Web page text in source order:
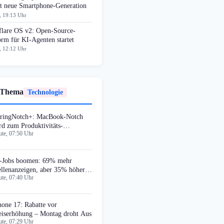
neue Smartphone-Generation
19:13 Uhr
OS v2: Open-Source-
für KI-Agenten startet
12:12 Uhr
Technologie
MacBook-Notch
zum Produktivitäts-
07:50 Uhr
boomen: 69% mehr
aber 35% höhere
07:40 Uhr
17: Rabatte vor
– Montag droht Aus
07:29 Uhr